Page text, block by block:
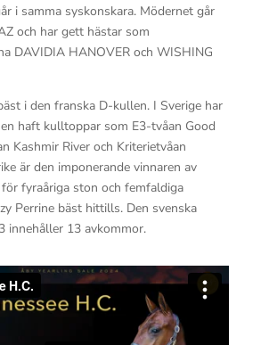
i samma syskonskara. Mödernet går
och har gett hästar som
DAVIDIA HANOVER och WISHING
i den franska D-kullen. I Sverige har
haft kulltoppar som E3-tvåan Good
Kashmir River och Kriterietvåan
är den imponerande vinnaren av
fyraåriga ston och femfaldiga
Perrine bäst hittills. Den svenska
innehåller 13 avkommor.